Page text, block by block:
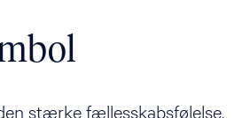
stærke fællesskabsfølelse,